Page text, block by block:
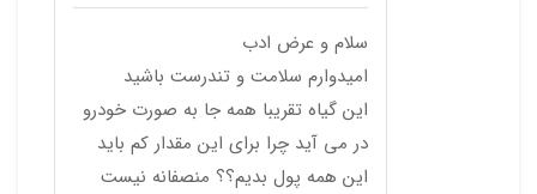
سلام و عرض ادب
امیدوارم سلامت و تندرست باشید
این گیاه تقریبا همه جا به صورت خودرو
در می آید چرا برای این مقدار کم باید
این همه پول بدیم؟؟ منصفانه نیست